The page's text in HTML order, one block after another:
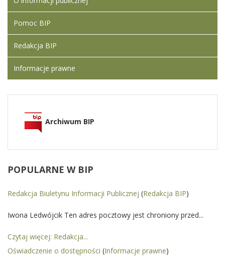
Pomoc BIP
Redakcja BIP
Informacje prawne
Archiwum BIP
POPULARNE W BIP
Redakcja Biuletynu Informacji Publicznej (Redakcja BIP)
Iwona Ledwójcik Ten adres pocztowy jest chroniony przed...
Czytaj więcej: Redakcja...
Oświadczenie o dostępności (Informacje prawne)